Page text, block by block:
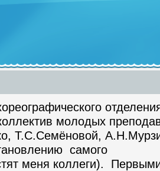
молодых
Т.С.Семёновой,
самого
меня коллеги).